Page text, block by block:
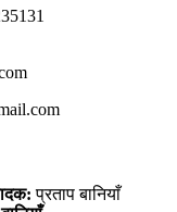
प्रताप बानियाँ